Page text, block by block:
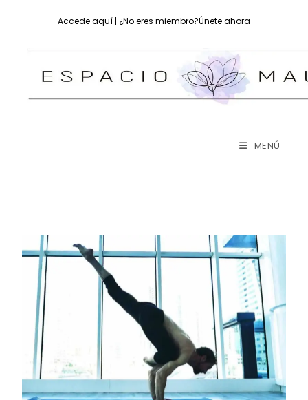
Accede aquí | ¿No eres miembro?Únete ahora
MENÚ